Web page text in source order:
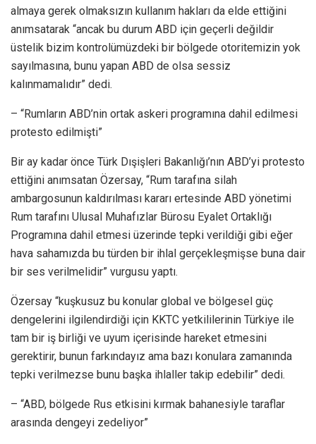
almaya gerek olmaksızın kullanım hakları da elde ettiğini
anımsatarak “ancak bu durum ABD için geçerli değildir
üstelik bizim kontrolümüzdeki bir bölgede otoritemizin yok
sayılmasına, bunu yapan ABD de olsa sessiz
kalınmamalıdır” dedi.
– “Rumların ABD’nin ortak askeri programına dahil edilmesi
protesto edilmişti”
Bir ay kadar önce Türk Dışişleri Bakanlığı’nın ABD’yi protesto
ettiğini anımsatan Özersay, “Rum tarafına silah
ambargosunun kaldırılması kararı ertesinde ABD yönetimi
Rum tarafını Ulusal Muhafızlar Bürosu Eyalet Ortaklığı
Programına dahil etmesi üzerinde tepki verildiği gibi eğer
hava sahamızda bu türden bir ihlal gerçekleşmişse buna dair
bir ses verilmelidir” vurgusu yaptı.
Özersay “kuşkusuz bu konular global ve bölgesel güç
dengelerini ilgilendirdiği için KKTC yetkililerinin Türkiye ile
tam bir iş birliği ve uyum içerisinde hareket etmesini
gerektirir, bunun farkındayız ama bazı konulara zamanında
tepki verilmezse bunu başka ihlaller takip edebilir” dedi.
– “ABD, bölgede Rus etkisini kırmak bahanesiyle taraflar
arasında dengeyi zedeliyor”